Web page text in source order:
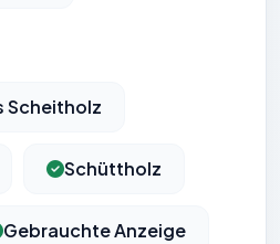
Scheitholz
Schüttholz
Gebrauchte Anzeige